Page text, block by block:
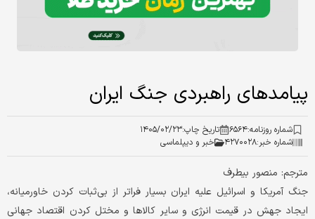
پیامدهای راهبردی جنگ ایران
شماره روزنامه:۶۵۶۴ تاریخ چاپ:۱۴۰۵/۰۲/۲۳
شماره خبر:۴۲۷۰۰۲۸ خبر و دیپلماسی
مترجم: منصور بیطرف
جنگ آمریکا و اسرائیل علیه ایران بسیار فراتر از بی‌ثبات کردن خاورمیانه،
ایجاد جهش در قیمت انرژی و سایر کالاها و مختل کردن اقتصاد جهانی